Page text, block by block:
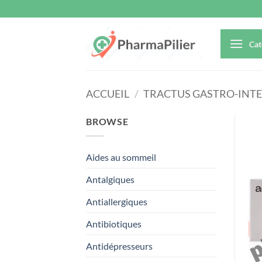
au
ACCUEIL / TRACTUS GASTRO-
BROWSE
Aides au sommeil
Antalgiques
Antiallergiques
Antibiotiques
Antidépresseurs